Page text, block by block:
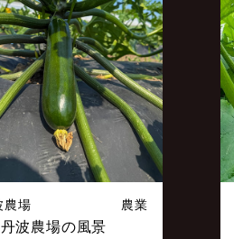
農場 農業
波農場の風景